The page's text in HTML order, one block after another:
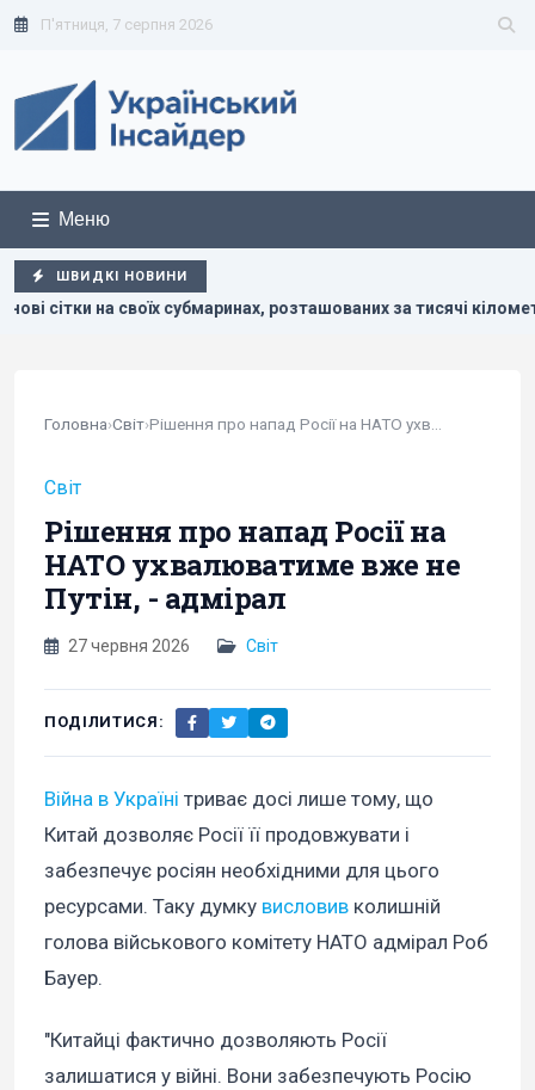
П'ятниця, 7 серпня 2026
Меню
ШВИДКІ НОВИНИ
субмаринах, розташованих за тисячі кілометрів від України
Головна›Світ›
Світ
Рішення про напад Росії на
НАТО ухвалюватиме вже не
Путін, - адмірал
27 червня 2026 Світ
ПОДІЛИТИСЯ:
Війна в Україні триває досі лише тому, що
Китай дозволяє Росії її продовжувати і
забезпечує росіян необхідними для цього
ресурсами. Таку думку висловив колишній
голова військового комітету НАТО адмірал Роб
Бауер.
"Китайці фактично дозволяють Росії
залишатися у війні. Вони забезпечують Росію